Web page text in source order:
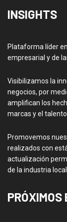
INSIGHTS
Plataforma líder
empresarial y de
Visibilizamos la
negocios, por
amplifican los
marcas y el
Promovemos
realizados con
actualización
de la industria
PRÓXIMOS